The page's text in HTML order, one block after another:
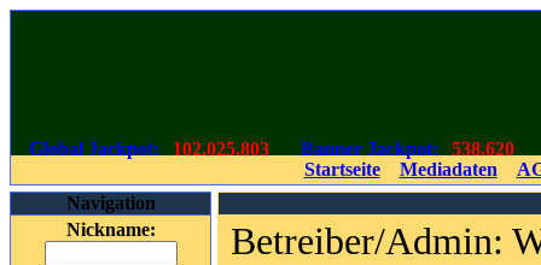
Global Jackpot: 102.025.803 Banner Jackpot:
538.620
Startseite
Mediadaten
Navigation
Nickname:
Betreiber/Admin: